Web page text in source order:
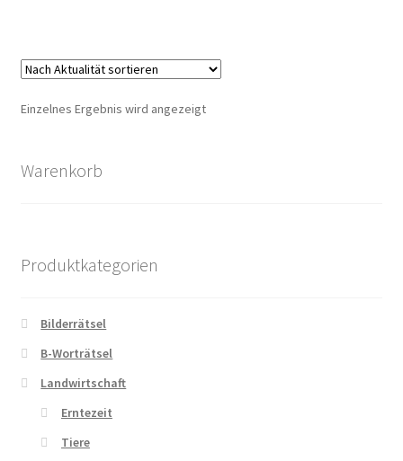
Mein Konto
Über Rätselkind
Warenkorb
Zahlungsarten
Einzelnes Ergebnis wird angezeigt
Warenkorb
Produktkategorien
Bilderrätsel
B-Worträtsel
Landwirtschaft
Erntezeit
Tiere